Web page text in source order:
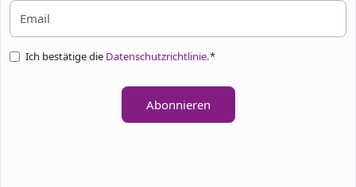
Ich bestätige die Datenschutzrichtlinie.*
Abonnieren